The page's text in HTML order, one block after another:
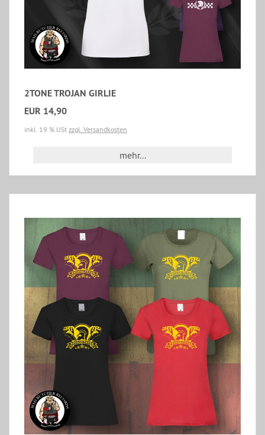
2TONE TROJAN GIRLIE
EUR 14,90
inkl. 19 % USt zzgl. Versandkosten
mehr...